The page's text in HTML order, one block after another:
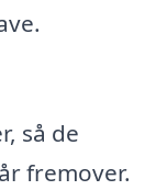
så de
fremover.